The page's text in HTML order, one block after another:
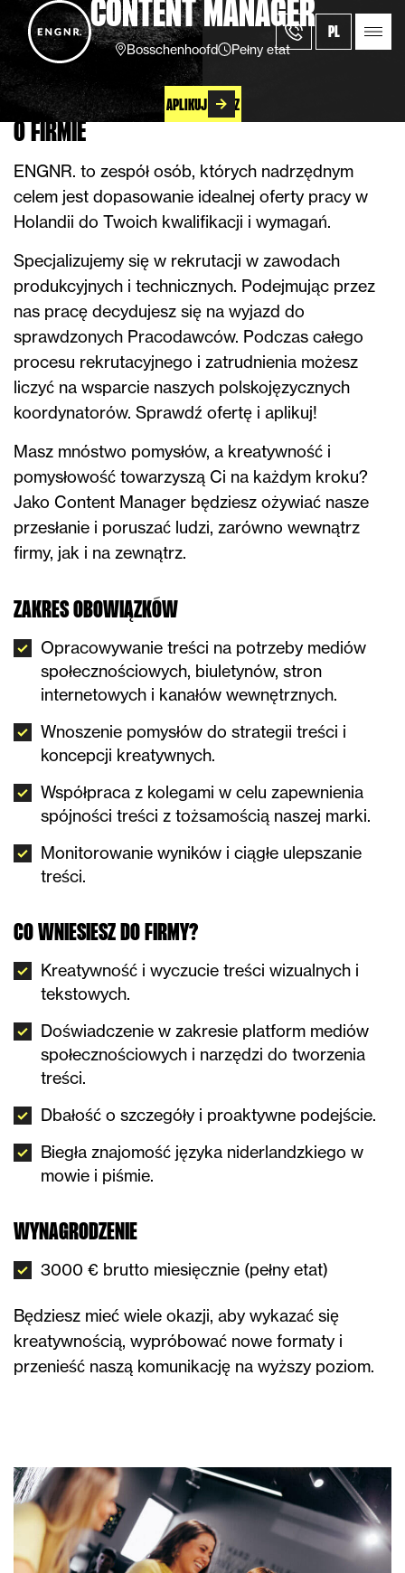
PL
CONTENT MANAGER
Bosschenhoofd Pełny etat
APLIKUJ TERAZ
O FIRMIE
ENGNR. to zespół osób, których nadrzędnym
celem jest dopasowanie idealnej oferty pracy w
Holandii do Twoich kwalifikacji i wymagań.
Specjalizujemy się w rekrutacji w zawodach
produkcyjnych i technicznych. Podejmując przez
nas pracę decydujesz się na wyjazd do
sprawdzonych Pracodawców. Podczas całego
procesu rekrutacyjnego i zatrudnienia możesz
liczyć na wsparcie naszych polskojęzycznych
koordynatorów. Sprawdź ofertę i aplikuj!
Masz mnóstwo pomysłów, a kreatywność i
pomysłowość towarzyszą Ci na każdym kroku?
Jako Content Manager będziesz ożywiać nasze
przesłanie i poruszać ludzi, zarówno wewnątrz
firmy, jak i na zewnątrz.
ZAKRES OBOWIĄZKÓW
Opracowywanie treści na potrzeby mediów
społecznościowych, biuletynów, stron
internetowych i kanałów wewnętrznych.
Wnoszenie pomysłów do strategii treści i
koncepcji kreatywnych.
Współpraca z kolegami w celu zapewnienia
spójności treści z tożsamością naszej marki.
Monitorowanie wyników i ciągłe ulepszanie
treści.
CO WNIESIESZ DO FIRMY?
Kreatywność i wyczucie treści wizualnych i
tekstowych.
Doświadczenie w zakresie platform mediów
społecznościowych i narzędzi do tworzenia
treści.
Dbałość o szczegóły i proaktywne podejście.
Biegła znajomość języka niderlandzkiego w
mowie i piśmie.
WYNAGRODZENIE
3000 € brutto miesięcznie (pełny etat)
Będziesz mieć wiele okazji, aby wykazać się
kreatywnością, wypróbować nowe formaty i
przenieść naszą komunikację na wyższy poziom.